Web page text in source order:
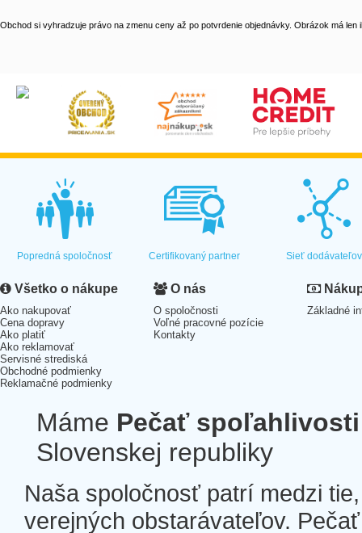
Obchod si vyhradzuje právo na zmenu ceny až po potvrdenie objednávky. Obrázok má len
Popredná spoločnosť Certifikovaný partner Sieť dodávateľov
Všetko o nákupe
Ako nakupovať
Cena dopravy
Ako platiť
Ako reklamovať
Servisné strediská
Obchodné podmienky
Reklamačné podmienky
O nás
O spoločnosti
Voľné pracovné pozície
Kontakty
Základné
Máme Pečať spoľahlivosti
Slovenskej republiky
Naša spoločnosť patrí medzi
verejných obstarávateľov.